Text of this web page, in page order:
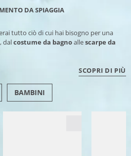
DA SPIAGGIA
tutto ciò di cui hai bisogno per una
dalcostume da bagnoallescarpe da
SCOPRI DI PIÙ
BAMBINI